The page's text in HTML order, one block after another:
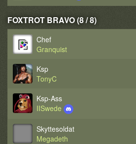
FOXTROT BRAVO (8 / 8)
Chef
Granquist
Ksp
TonyC
Ksp-Ass
IISwede
Skyttesoldat
Megadeth